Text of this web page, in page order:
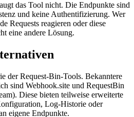
das Tool nicht. Die Endpunkte sind
und keine Authentifizierung. Wer
Requests reagieren oder diese
eine andere Lösung.
der Request-Bin-Tools. Bekanntere
sind Webhook.site und RequestBin
Diese bieten teilweise erweiterte
Log-Historie oder
eigene Endpunkte.